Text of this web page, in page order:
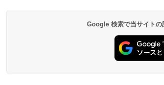
10,450円～
19,541円～
7,950円～
5,758円～
Google 検索で当サイトの